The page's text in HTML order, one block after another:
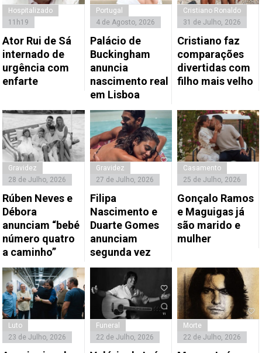
Hospitalizado
11h19
Ator Rui de Sá
internado de
urgência com
enfarte
Portugal
4 de Agosto, 2026
Palácio de
Buckingham
anuncia
nascimento real
em Lisboa
Cristiano Ronaldo
31 de Julho, 2026
Cristiano faz
comparações
divertidas com
filho mais velho
Gravidez
28 de Julho, 2026
Rúben Neves e
Débora
anunciam “bebé
número quatro
a caminho”
Gravidez
27 de Julho, 2026
Filipa
Nascimento e
Duarte Gomes
anunciam
segunda vez
Casamento
25 de Julho, 2026
Gonçalo Ramos
e Maguigas já
são marido e
mulher
Luto
23 de Julho, 2026
Funeral
22 de Julho, 2026
Morte
22 de Julho, 2026